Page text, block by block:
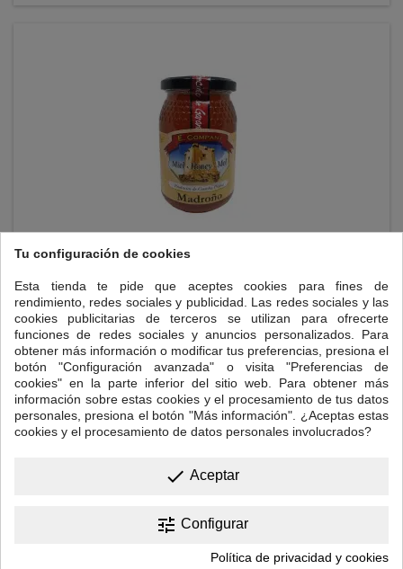
Color ámbar oscuro. Aroma floral. Tonos amargos con alguna nota
salada. Su cristalización es rápida. Miel natural elaborada en
España. Elaboración artesanal, de la colmena a tu casa. Tarro de
500 gr.
Precio
8,00 €
 Añadir al carrito
Tu configuración de cookies
Esta tienda te pide que aceptes cookies para fines de
rendimiento, redes sociales y publicidad. Las redes sociales y las
cookies publicitarias de terceros se utilizan para ofrecerte
funciones de redes sociales y anuncios personalizados. Para
obtener más información o modificar tus preferencias, presiona el
botón "Configuración avanzada" o visita "Preferencias de
cookies" en la parte inferior del sitio web. Para obtener más
información sobre estas cookies y el procesamiento de tus datos
personales, presiona el botón "Más información". ¿Aceptas estas
cookies y el procesamiento de datos personales involucrados?
done Aceptar
tune Configurar
Política de privacidad y cookies